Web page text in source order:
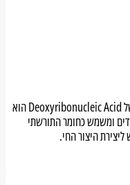
DNA\דנ"א ראשי תיבות של Deoxyribonucleic Acid הוא
ומשמש כחומר התורשתי
היצור החי.